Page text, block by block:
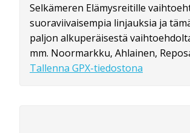
Selkämeren Elämysreitille
suoraviivaisempia linjauksia ja
paljon alkuperäisestä
mm. Noormarkku, Ahlainen,
Tallenna GPX-tiedostona